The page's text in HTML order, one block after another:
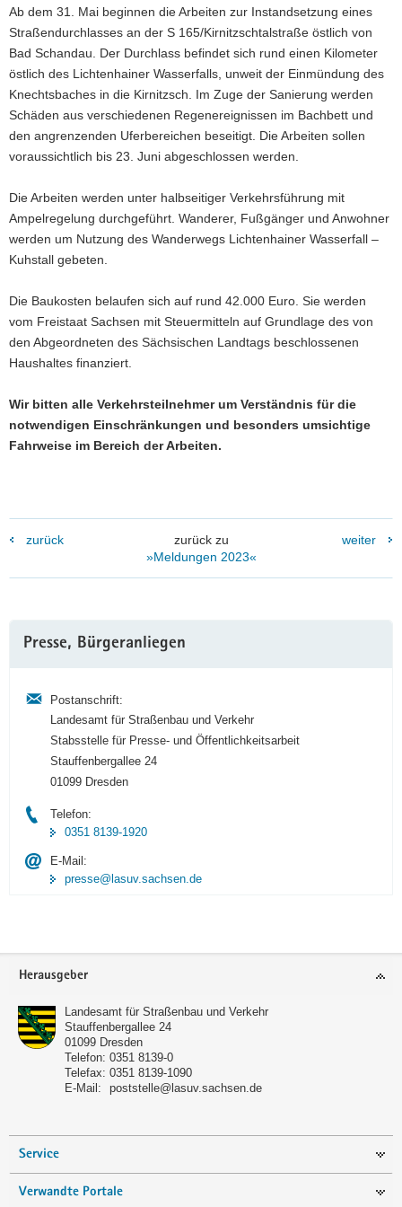
a
v
i
g
a
t
i
o
Ab dem 31. Mai beginnen die Arbeiten zur Instandsetzung eines
Straßendurchlasses an der S 165/Kirnitzschtalstraße östlich von
Bad Schandau. Der Durchlass befindet sich rund einen Kilometer
östlich des Lichtenhainer Wasserfalls, unweit der Einmündung des
Knechtsbaches in die Kirnitzsch. Im Zuge der Sanierung werden
Schäden aus verschiedenen Regenereignissen im Bachbett und
den angrenzenden Uferbereichen beseitigt. Die Arbeiten sollen
voraussichtlich bis 23. Juni abgeschlossen werden.
Die Arbeiten werden unter halbseitiger Verkehrsführung mit
Ampelregelung durchgeführt. Wanderer, Fußgänger und Anwohner
werden um Nutzung des Wanderwegs Lichtenhainer Wasserfall –
Kuhstall gebeten.
Die Baukosten belaufen sich auf rund 42.000 Euro. Sie werden
vom Freistaat Sachsen mit Steuermitteln auf Grundlage des von
den Abgeordneten des Sächsischen Landtags beschlossenen
Haushaltes finanziert.
Wir bitten alle Verkehrsteilnehmer um Verständnis für die
notwendigen Einschränkungen und besonders umsichtige
Fahrweise im Bereich der Arbeiten.
zurück
zurück zu
»Meldungen 2023«
weiter
Information
Presse, Bürgeranliegen
Postanschrift:
Landesamt für Straßenbau und Verkehr
Stabsstelle für Presse- und Öffentlichkeitsarbeit
Stauffenbergallee 24
01099 Dresden
Telefon:
0351 8139-1920
E-Mail:
presse@lasuv.sachsen.de
Footer-
Herausgeber
Landesamt für Straßenbau und Verkehr
Stauffenbergallee 24
01099 Dresden
Telefon: 0351 8139-0
Telefax: 0351 8139-1090
E-Mail:
poststelle@lasuv.sachsen.de
Service
Verwandte Portale